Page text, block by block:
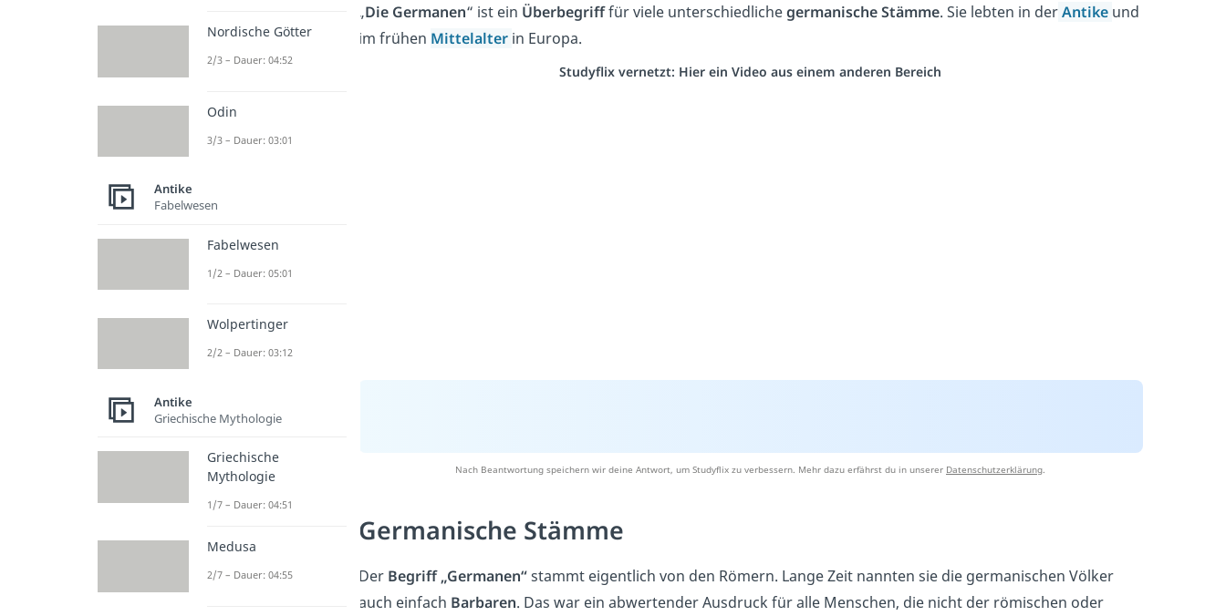
„Die Germanen“ ist ein Überbegrifffür viele unterschiedlichegermanische Stämme. Sie lebten in derAntike und
im frühen Mittelalter in Europa.
Studyflix vernetzt: Hier ein Video aus einem anderen Bereich
Nach Beantwortung speichern wir deine Antwort, um Studyflix zu verbessern. Mehr dazu erfährst du in unserer Datenschutzerklärung.
Germanische Stämme
Der Begriff „Germanen“stammt eigentlich von den Römern. Lange Zeit nannten sie die germanischen Völker
auch einfach Barbaren. Das war ein abwertender Ausdruck für alle Menschen, die nicht der römischen oder
Nordische Götter
2/3 – Dauer: 04:52
Odin
3/3 – Dauer: 03:01
Antike
Fabelwesen
Fabelwesen
1/2 – Dauer: 05:01
Wolpertinger
2/2 – Dauer: 03:12
Antike
Griechische Mythologie
Griechische
Mythologie
1/7 – Dauer: 04:51
Medusa
2/7 – Dauer: 04:55